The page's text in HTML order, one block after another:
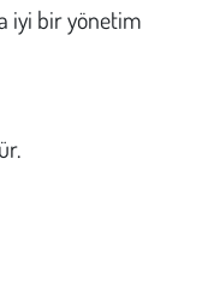
iyi bir yönetim